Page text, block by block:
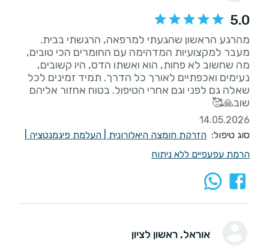
5.0
מהרגע הראשון שהגעתי למרפאה, הרגשתי בבית.
מעבר למקצועיות המדהימה עם החומרים הכי טובים,
מה שחשוב לא פחות, הוא ואשתו הדס, היו קשובים,
נעימים ואכפתיים לאורך כל הדרך. תמיד זמינים לכל
שאלה גם לפני וגם אחרי הטיפול. בטוח אחזור אליהם
שוב🙏🥰
14.05.2026
סוג טיפול: הזרקת חומצה היאלורונית העלמת פיגמנטציה
הרמת עפעפיים ללא ניתוח
אוראל, ראשון לציון